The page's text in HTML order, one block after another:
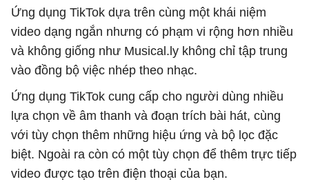
Ứng dụng TikTok dựa trên cùng một khái niệm
video dạng ngắn nhưng có phạm vi rộng hơn nhiều
và không giống như Musical.ly không chỉ tập trung
vào đồng bộ việc nhép theo nhạc.
Ứng dụng TikTok cung cấp cho người dùng nhiều
lựa chọn về âm thanh và đoạn trích bài hát, cùng
với tùy chọn thêm những hiệu ứng và bộ lọc đặc
biệt. Ngoài ra còn có một tùy chọn để thêm trực tiếp
video được tạo trên điện thoại của bạn.